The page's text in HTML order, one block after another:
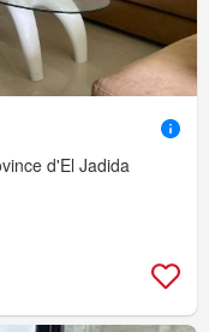
d'El Jadida